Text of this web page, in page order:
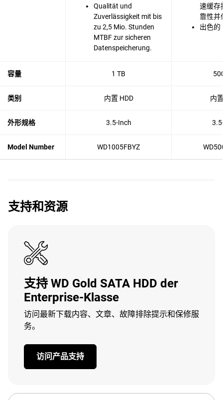
Qualität und
Zuverlässigkeit mit bis
zu 2,5 Mio. Stunden
MTBF zur sicheren
Datenspeicherung.
速缓存
靠性并
出色的
容量 1 TB
类别 内置 HDD 内
外形规格 3.5-Inch
Model Number WD1005FBYZ
支持和资源
支持 WD Gold SATA HDD der
Enterprise-Klasse
访问最新下载内容、文章、故障排除提示和保修服
务。
访问产品支持